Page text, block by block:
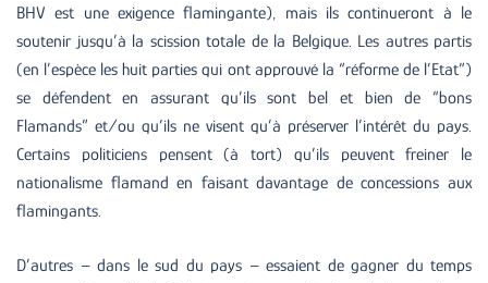
BHV est une exigence flamingante), mais ils continueront à le
soutenir jusqu’à la scission totale de la Belgique. Les autres partis
(en l’espèce les huit parties qui ont approuvé la “réforme de l’Etat”)
se défendent en assurant qu’ils sont bel et bien de “bons
Flamands” et/ou qu’ils ne visent qu’à préserver l’intérêt du pays.
Certains politiciens pensent (à tort) qu’ils peuvent freiner le
nationalisme flamand en faisant davantage de concessions aux
flamingants.
D’autres – dans le sud du pays – essaient de gagner du temps